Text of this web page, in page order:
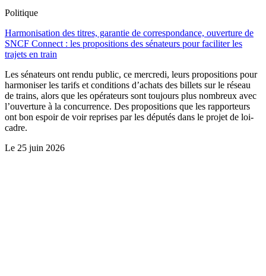
Politique
Harmonisation des titres, garantie de correspondance, ouverture de
SNCF Connect : les propositions des sénateurs pour faciliter les
trajets en train
Les sénateurs ont rendu public, ce mercredi, leurs propositions pour
harmoniser les tarifs et conditions d’achats des billets sur le réseau
de trains, alors que les opérateurs sont toujours plus nombreux avec
l’ouverture à la concurrence. Des propositions que les rapporteurs
ont bon espoir de voir reprises par les députés dans le projet de loi-
cadre.
Le 25 juin 2026